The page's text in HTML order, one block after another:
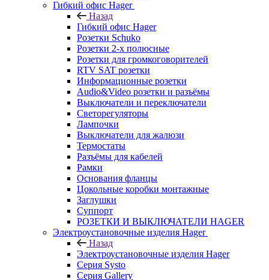
Гибкий офис Hager
Назад
Гибкий офис Hager
Розетки Schuko
Розетки 2-х полюсные
Розетки для громкоговорителей
RTV SAT розетки
Информационные розетки
Audio&Video розетки и разъёмы
Выключатели и переключатели
Светорегуляторы
Лампочки
Выключатели для жалюзи
Термостаты
Разъёмы для кабелей
Рамки
Основания фланцы
Цокольные коробки монтажные
Заглушки
Суппорт
РОЗЕТКИ И ВЫКЛЮЧАТЕЛИ HAGER
Электроустановочные изделия Hager
Назад
Электроустановочные изделия Hager
Серия Systo
Серия Gallery